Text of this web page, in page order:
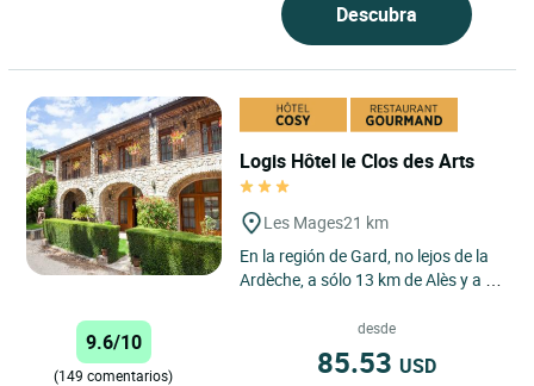
Descubra
Logis Hôtel le Clos des Arts
Les Mages21 km
En la región de Gard, no lejos de la
Ardèche, a sólo 13 km de Alès y a 5
de la prestigiosa...
9.6/10
(149 comentarios)
desde
85.53 USD